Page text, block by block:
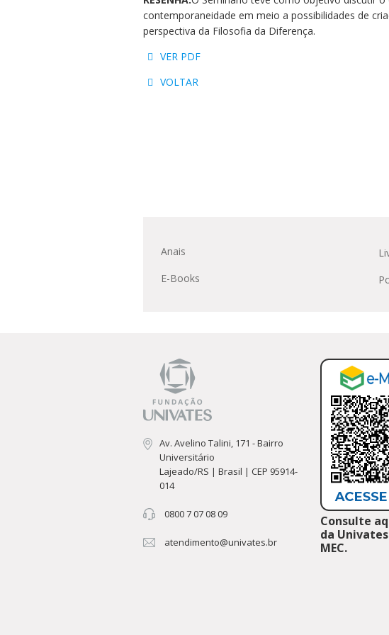
Residências Médicas
Trabalhe Conosco
Orquestra Gustavo Adolfo
Univates
contemporaneidade em meio a possibilidades de
perspectiva da Filosofia da Diferença.
VER PDF
VOLTAR
Anais
E-Books
Av. Avelino Talini, 171 - Bairro
Universitário
Lajeado/RS | Brasil | CEP 95914-
014
0800 7 07 08 09
atendimento@univates.br
Consulte
da
MEC.